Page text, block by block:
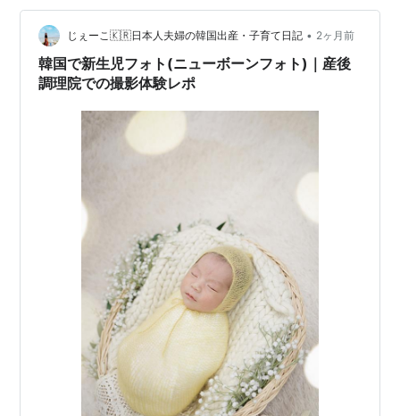
じぇーこ🇰🇷日本人夫婦の韓国出産・子育て日記 • 2ヶ月前
韓国で新生児フォト(ニューボーンフォト)｜産後
調理院での撮影体験レポ